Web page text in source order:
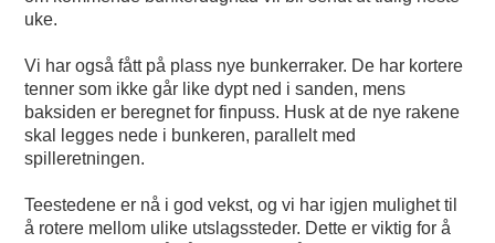
uke.
Vi har også fått på plass nye bunkerraker. De har kortere
tenner som ikke går like dypt ned i sanden, mens
baksiden er beregnet for finpuss. Husk at de nye rakene
skal legges nede i bunkeren, parallelt med
spilleretningen.
Teestedene er nå i god vekst, og vi har igjen mulighet til
å rotere mellom ulike utslagssteder. Dette er viktig for å